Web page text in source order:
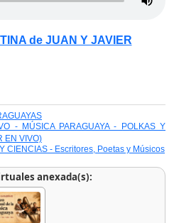
de JUAN Y JAVIER
- MÚSICA PARAGUAYA - POLKAS Y
EN VIVO)
CIENCIAS - Escritores, Poetas y Músicos
anexada(s):